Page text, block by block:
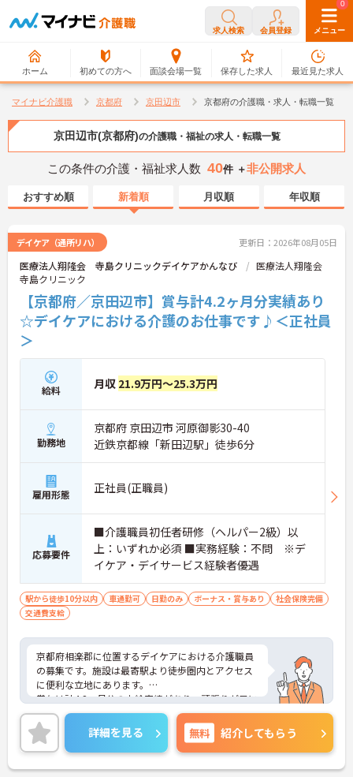
求人検索 会員登録 メニュー
ホーム 初めての方へ 面談会場一覧
0
保存した求人
0
最近見た求人
マイナビ介護職 京都府 京田辺市 京都府の介護職・求人・転職一覧
京田辺市(京都府)の介護職・福祉の求人・転職一覧
この条件の介護・福祉求人数 40件 ＋非公開求人
おすすめ順 新着順 月収順 年収順
デイケア（通所リハ） 更新日：2026年08月05日
医療法人翔隆会 寺島クリニックデイケアかんなび
医療法人翔隆会
寺島クリニック
【京都府／京田辺市】賞与計4.2ヶ月分実績あり
☆デイケアにおける介護のお仕事です♪＜正社員
＞
給料 月収 21.9万円～25.3万円
勤務地
京都府 京田辺市 河原御影30-40
近鉄京都線「新田辺駅」徒歩6分
雇用形態 正社員(正職員)
応募要件
■介護職員初任者研修（ヘルパー2級）以
上：いずれか必須 ■実務経験：不問 ※デ
イケア・デイサービス経験者優遇
駅から徒歩10分以内 車通勤可 日勤のみ ボーナス・賞与あり
社会保険完備
交通費支給
京都府相楽郡に位置するデイケアにおける介護職員
の募集です。施設は最寄駅より徒歩圏内とアクセス
に便利な立地にあります。
賞与は計4.2ヶ月分の支給実績があり、頑張りが目に
見える形できちんと評価される環境です。モチベー
ションアップにつながります。
ご興味のある方には、面接対策ポイントなど、さら
に詳細をご案内しますのでお気軽にご相談くださ
い！
詳細を見る 無料 紹介してもらう